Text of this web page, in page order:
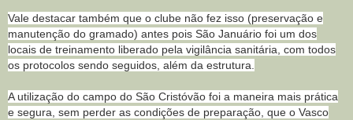
Vale destacar também que o clube não fez isso (preservação e
manutenção do gramado) antes pois São Januário foi um dos
locais de treinamento liberado pela vigilância sanitária, com todos
os protocolos sendo seguidos, além da estrutura.
A utilização do campo do São Cristóvão foi a maneira mais prática
e segura, sem perder as condições de preparação, que o Vasco